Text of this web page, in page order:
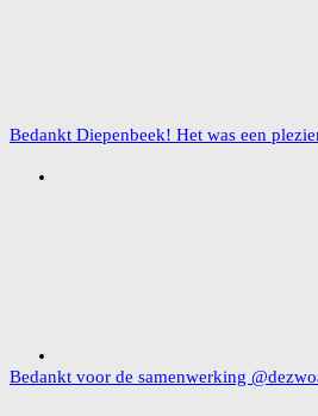
Bedankt Diepenbeek! Het was een
Bedankt voor de samenwerking